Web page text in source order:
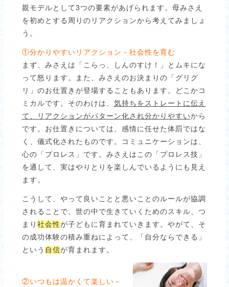
親モデルとして3つの要素があげられます。母みさえ
を初めとする周りのリアクションから考えてみましょ
う。
①分かりやすいリアクション－社会性を育む
まず、みさえは「こらっ、しんのすけ！」とムキにな
って怒ります。また、みさえのお決まりの「グリグ
リ」のお仕置きが登場することもあります。どこかコ
ミカルです。そのわけは、 気持ちをストレートに伝え
て、リアクションがパターン化され分かりやすいから
です。お仕置きについては、感情に任せた体罰ではな
く、儀式化されたものです。コミュニケーションは、
心の「プロレス」です。みさえはこの「プロレス技」
を通して、実はやりとりを楽しんでいるようにも見え
ます。
こうして、やって良いことと悪いことのルールが協調
されることで、世の中で生きていくためのスキル、つ
まり 社会性が子どもに育まれていきます。やがて、そ
の成功体験の積み重ねによって、「自分ならできる」
という 自信が育まれます。
②いつもは温かくて楽しい－